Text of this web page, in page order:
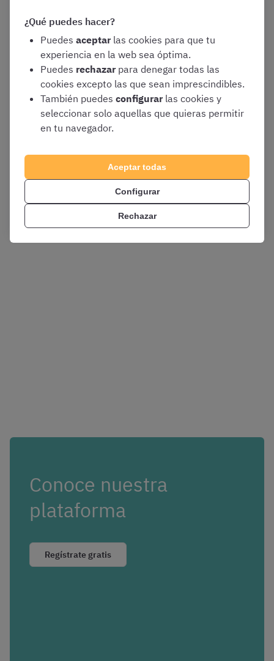
919040798y te ayudaremos.
El equipo de OpositaTest
www.opositatest.com
Conoce nuestra
plataforma
Regístrate gratis
¿Qué puedes hacer?
Puedes aceptar las cookies para que tu
experiencia en la web sea óptima.
Puedes rechazar para denegar todas las
cookies excepto las que sean imprescindibles.
También puedes configurar las cookies y
seleccionar solo aquellas que quieras permitir
en tu navegador.
Aceptar todas
Configurar
Rechazar